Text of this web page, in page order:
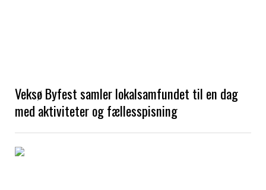
Veksø Byfest samler lokalsamfundet til en dag
med aktiviteter og fællesspisning